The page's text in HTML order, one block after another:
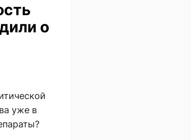
о
уже в